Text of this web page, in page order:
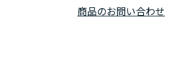
商品のお問い合わせ